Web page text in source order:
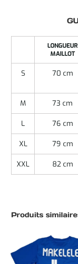
LONGUEUR
MAILLOT
S 70 cm
M 73 cm
L 76 cm
XL 79 cm
XXL 82 cm
Produits